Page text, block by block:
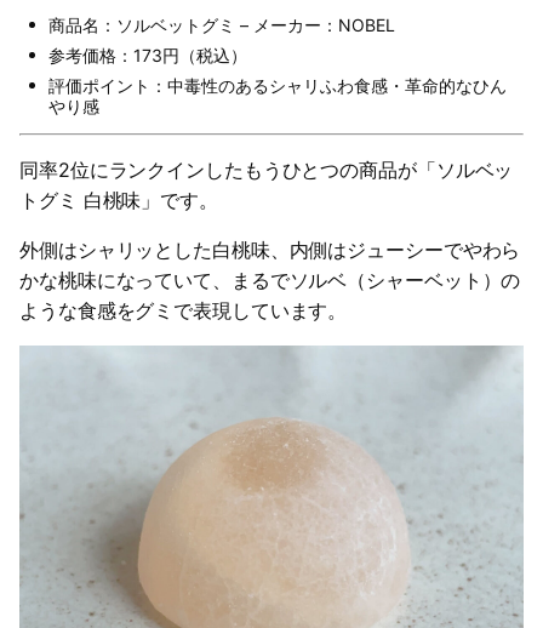
商品名：ソルベットグミ – メーカー：NOBEL
参考価格：173円（税込）
評価ポイント：中毒性のあるシャリふわ食感・革命的なひん
やり感
同率2位にランクインしたもうひとつの商品が「ソルベッ
トグミ 白桃味」です。
外側はシャリッとした白桃味、内側はジューシーでやわら
かな桃味になっていて、まるでソルベ（シャーベット）の
ような食感をグミで表現しています。